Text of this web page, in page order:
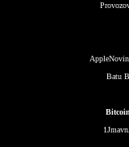
Batu